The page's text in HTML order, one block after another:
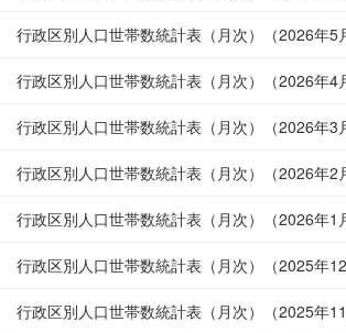
行政区別人口世帯数統計表（月次）（2026年5
行政区別人口世帯数統計表（月次）（2026年4
行政区別人口世帯数統計表（月次）（2026年3
行政区別人口世帯数統計表（月次）（2026年2
行政区別人口世帯数統計表（月次）（2026年1
行政区別人口世帯数統計表（月次）（2025年12
行政区別人口世帯数統計表（月次）（2025年11